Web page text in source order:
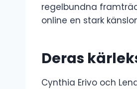
regelbundna
online en stark
Deras
Cynthia Erivo och